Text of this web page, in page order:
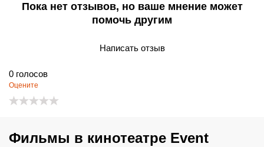
Пока нет отзывов, но ваше мнение может
помочь другим
Написать отзыв
0 голосов
Оцените
Фильмы в кинотеатре Event